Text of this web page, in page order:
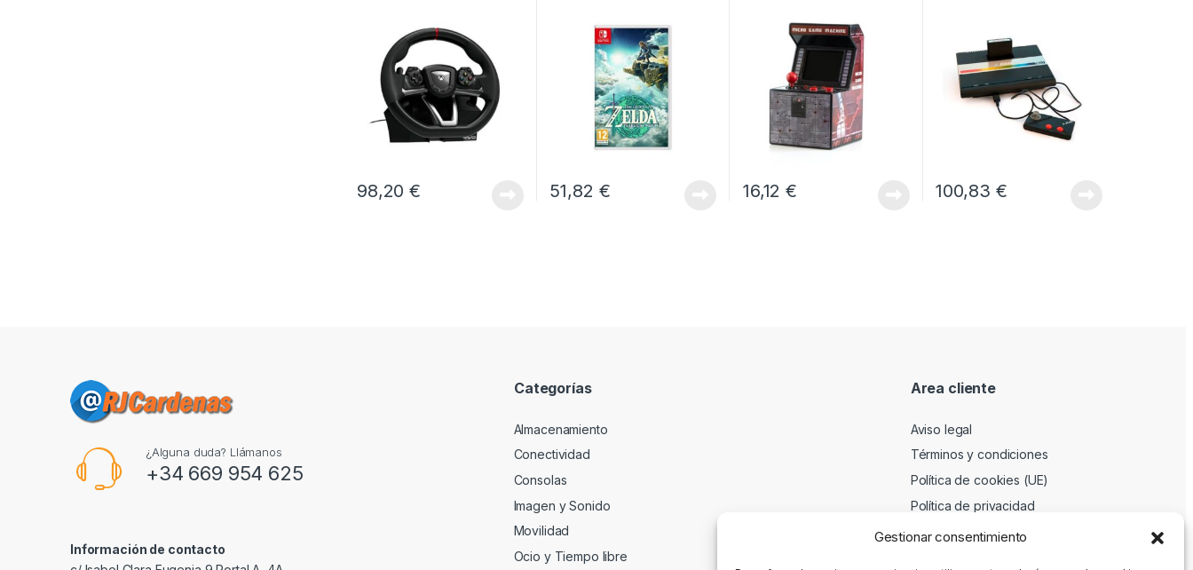
Gestionar consentimiento
98,20€ 51,82 € 16,12€ 100,83 €
¿Alguna duda? Llámanos
+34 669 954 625
Información de contacto
Categorías
Almacenamiento
Conectividad
Consolas
Imagen y Sonido
Movilidad
Ocio y Tiempo libre
Area cliente
Aviso legal
Términos y condiciones
Política de cookies (UE)
Política de privacidad